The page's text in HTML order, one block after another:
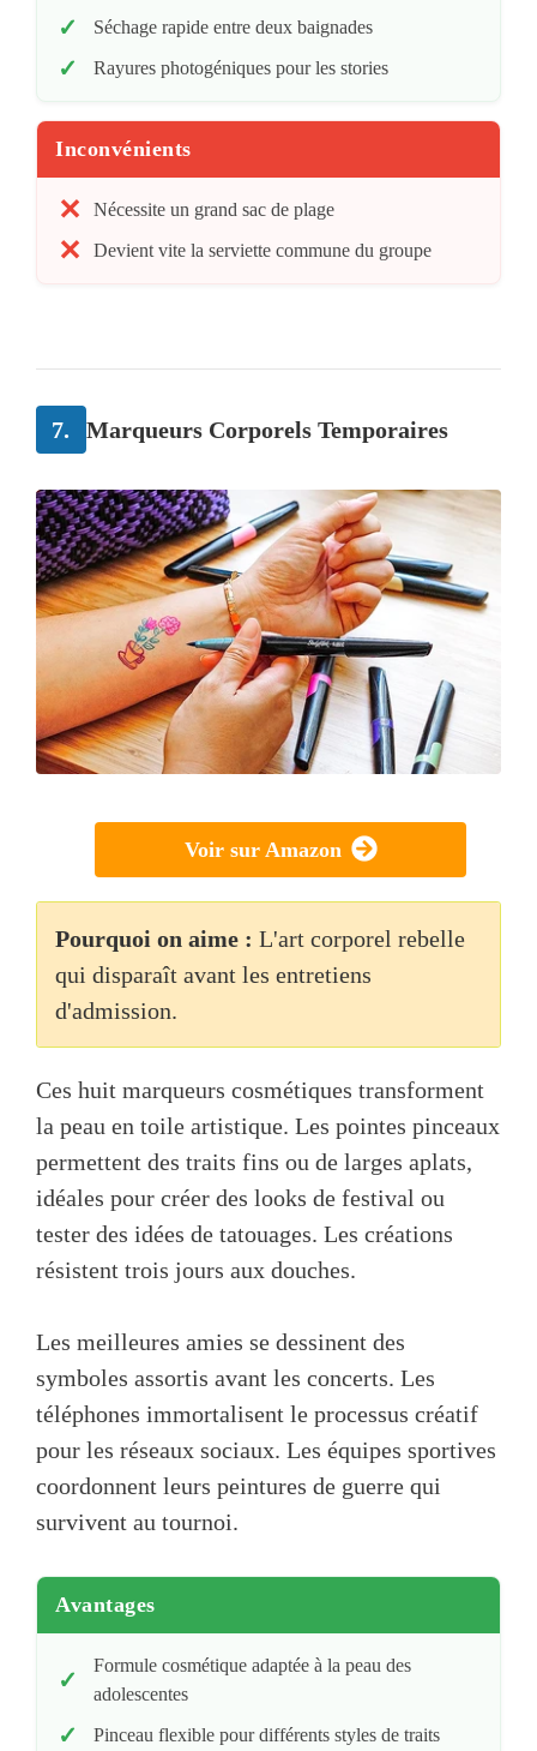
Séchage rapide entre deux baignades
Rayures photogéniques pour les stories
Inconvénients
Nécessite un grand sac de plage
Devient vite la serviette commune du groupe
7. Marqueurs Corporels Temporaires
Voir sur Amazon
Pourquoi on aime : L'art corporel rebelle
qui disparaît avant les entretiens
d'admission.
Ces huit marqueurs cosmétiques transforment
la peau en toile artistique. Les pointes pinceaux
permettent des traits fins ou de larges aplats,
idéales pour créer des looks de festival ou
tester des idées de tatouages. Les créations
résistent trois jours aux douches.
Les meilleures amies se dessinent des
symboles assortis avant les concerts. Les
téléphones immortalisent le processus créatif
pour les réseaux sociaux. Les équipes sportives
coordonnent leurs peintures de guerre qui
survivent au tournoi.
Avantages
Formule cosmétique adaptée à la peau des
adolescentes
Pinceau flexible pour différents styles de traits